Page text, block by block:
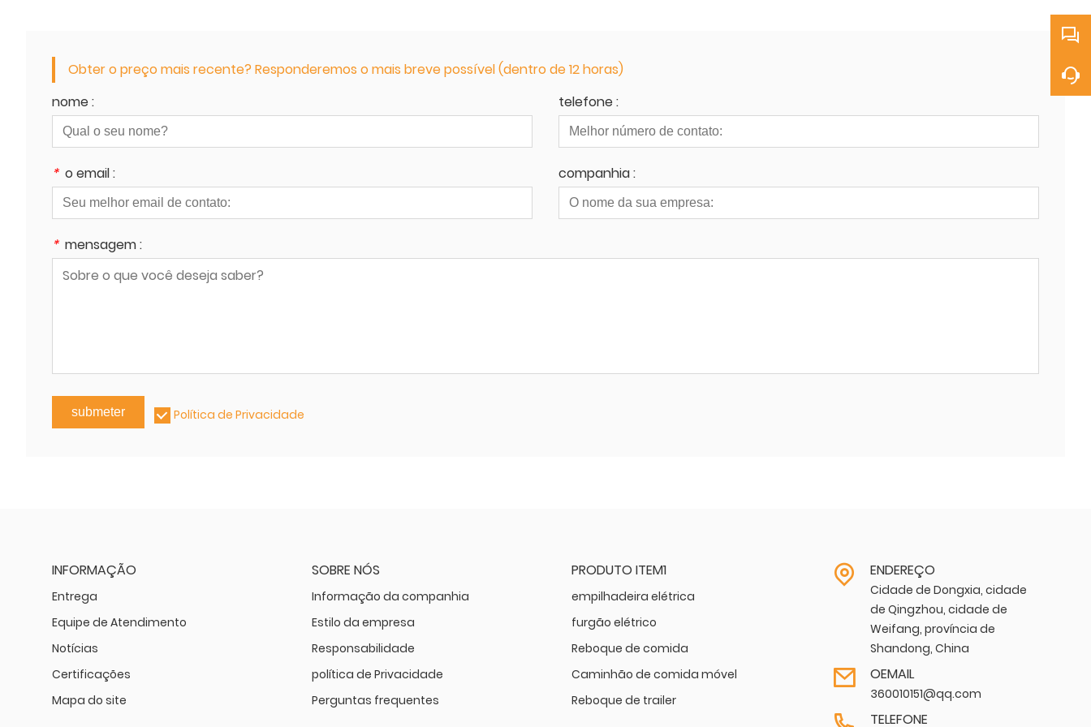
Obter o preço mais recente? Responderemos o mais breve possível (dentro de 12 horas)
nome :
telefone :
* o email : companhia :
* mensagem :
submeter Política de Privacidade
INFORMAÇÃO
Entrega
Equipe de Atendimento
Notícias
Certificações
Mapa do site
SOBRE NÓS
Informação da companhia
Estilo da empresa
Responsabilidade
política de Privacidade
Perguntas frequentes
PRODUTO ITEM1
empilhadeira elétrica
furgão elétrico
Reboque de comida
Caminhão de comida móvel
Reboque de trailer
ENDEREÇO
Cidade de Dongxia, cidade
de Qingzhou, cidade de
Weifang, província de
Shandong, China
OEMAIL
360010151@qq.com
TELEFONE